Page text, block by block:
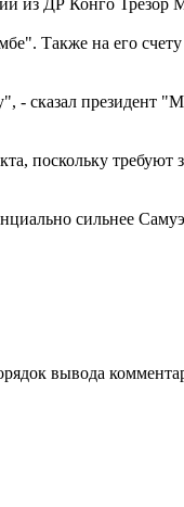
из ДР Конго Трезор
Также на его счету
- сказал президент
поскольку требуют
сильнее
вывода